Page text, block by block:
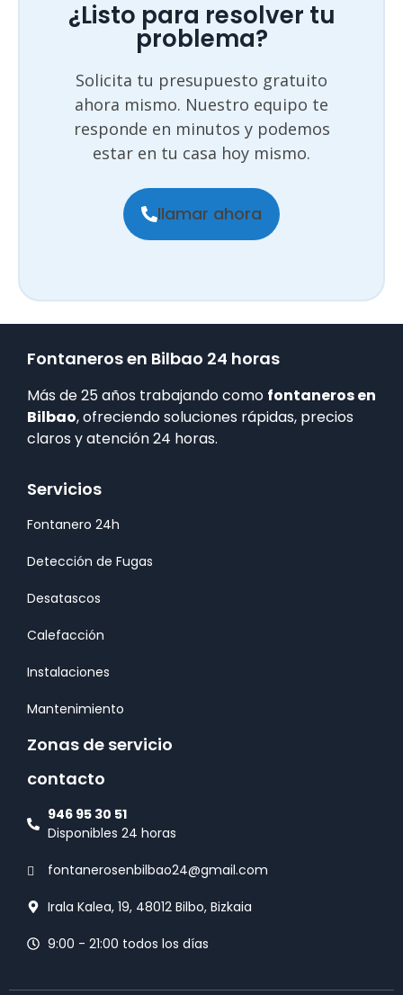
¿Listo para resolver tu
problema?
Solicita tu presupuesto gratuito
ahora mismo. Nuestro equipo te
responde en minutos y podemos
estar en tu casa hoy mismo.
llamar ahora
Fontaneros en Bilbao 24 horas
Más de 25 años trabajando como fontaneros en
Bilbao, ofreciendo soluciones rápidas, precios
claros y atención 24 horas.
Servicios
Fontanero 24h
Detección de Fugas
Desatascos
Calefacción
Instalaciones
Mantenimiento
Zonas de servicio
contacto
946 95 30 51
Disponibles 24 horas
fontanerosenbilbao24@gmail.com
Irala Kalea, 19, 48012 Bilbo, Bizkaia
9:00 - 21:00 todos los días